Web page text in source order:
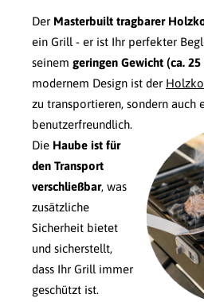
Der Masterbuilt tragbarer
ein Grill - er ist Ihr perfekter
seinem geringen Gewicht (ca. 25
modernem Design ist der
zu transportieren, sondern auch
benutzerfreundlich.
Die Haube ist für
den Transport
verschließbar, was
zusätzliche
Sicherheit bietet
und sicherstellt,
dass Ihr Grill immer
geschützt ist.